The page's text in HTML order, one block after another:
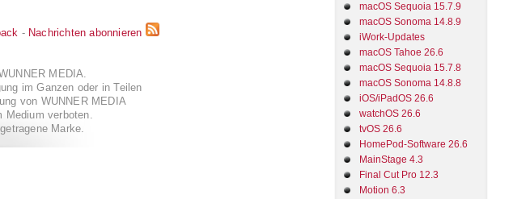
- Nachrichten abonnieren
MEDIA.
im Ganzen oder in Teilen
von WUNNER MEDIA
verboten.
Marke.
macOS Sequoia 15.7.9
macOS Sonoma 14.8.9
iWork-Updates
macOS Tahoe 26.6
macOS Sequoia 15.7.8
macOS Sonoma 14.8.8
iOS/iPadOS 26.6
watchOS 26.6
tvOS 26.6
HomePod-Software 26.6
MainStage 4.3
Final Cut Pro 12.3
Motion 6.3